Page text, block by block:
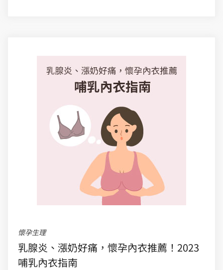
懷孕生理
乳腺炎、漲奶好痛，懷孕內衣推薦！2023
哺乳內衣指南